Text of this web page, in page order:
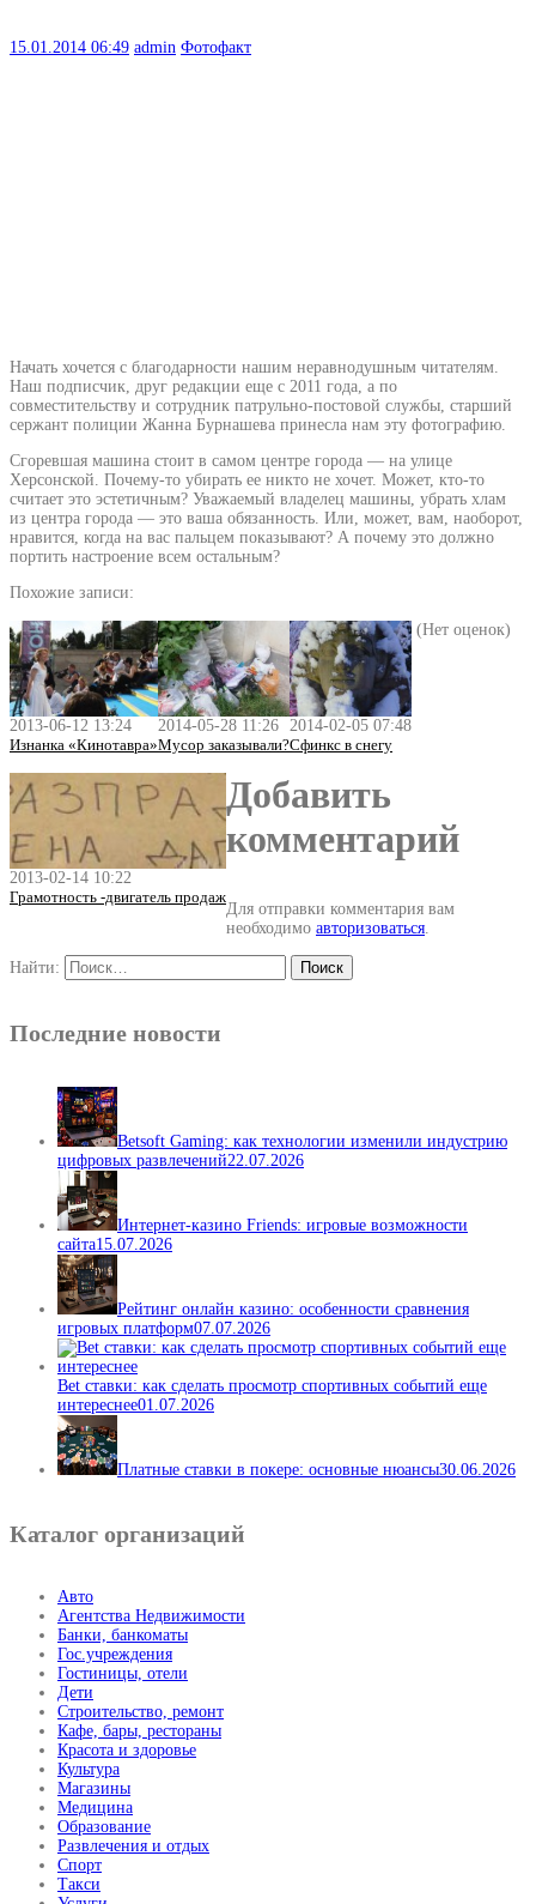
15.01.2014 06:49 admin Фотофакт
Начать хочется с благодарности нашим неравнодушным читателям.
Наш подписчик, друг редакции еще с 2011 года, а по
совместительству и сотрудник патрульно-постовой службы, старший
сержант полиции Жанна Бурнашева принесла нам эту фотографию.
Сгоревшая машина стоит в самом центре города — на улице
Херсонской. Почему-то убирать ее никто не хочет. Может, кто-то
считает это эстетичным? Уважаемый владелец машины, убрать хлам
из центра города — это ваша обязанность. Или, может, вам, наоборот,
нравится, когда на вас пальцем показывают? А почему это должно
портить настроение всем остальным?
Похожие записи:
2013-06-12 13:24
Изнанка «Кинотавра»
2014-05-28 11:26
Мусор заказывали?
2014-02-05 07:48
Сфинкс в снегу
2013-02-14 10:22
Грамотность -двигатель продаж
(Нет оценок)
Добавить
комментарий
Для отправки комментария вам
необходимо авторизоваться
Найти:
Последние новости
Betsoft Gaming: как технологии изменили индустрию
цифровых развлечений22.07.2026
Интернет-казино Friends: игровые возможности
сайта15.07.2026
Рейтинг онлайн казино: особенности сравнения
игровых платформ07.07.2026
Bet ставки: как сделать просмотр спортивных событий еще
интереснее01.07.2026
Платные ставки в покере: основные нюансы30.06.2026
Каталог организаций
Авто
Агентства Недвижимости
Банки, банкоматы
Гос.учреждения
Гостиницы, отели
Дети
Строительство, ремонт
Кафе, бары, рестораны
Красота и здоровье
Культура
Магазины
Медицина
Образование
Развлечения и отдых
Спорт
Такси